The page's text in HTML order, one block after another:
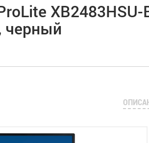
XB2483HSU-
черный